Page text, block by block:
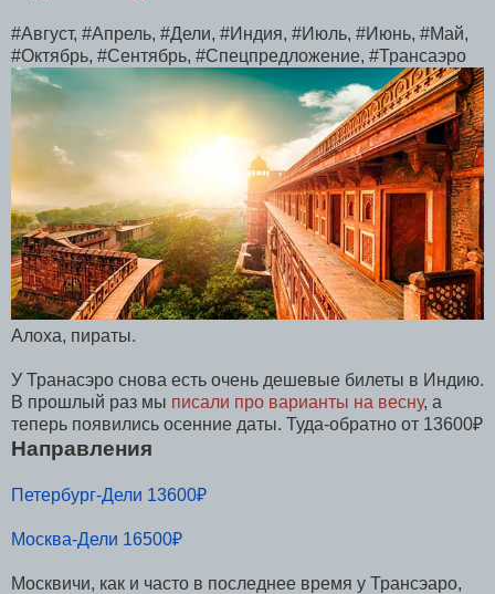
#Август, #Апрель, #Дели, #Индия, #Июль, #Июнь, #Май,
#Октябрь, #Сентябрь, #Спецпредложение, #Трансаэро
Алоха, пираты.
У Транасэро снова есть очень дешевые билеты в Индию.
В прошлый раз мы писали про варианты на весну, а
теперь появились осенние даты. Туда-обратно от 13600₽
Направления
Петербург-Дели 13600₽
Москва-Дели 16500₽
Москвичи, как и часто в последнее время у Трансэаро,